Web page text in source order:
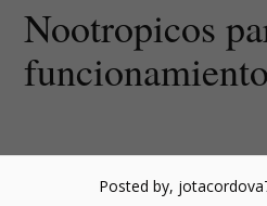
Nootropicos
Posted by,